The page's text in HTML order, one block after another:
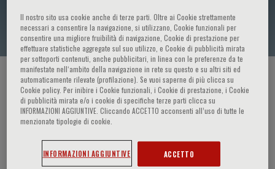
Pierluigi Toniutto
HOME PAGE / CURSOS Y EVENTOS / ORADOR
Pierluigi Toniutto
Il nostro sito usa cookie anche di terze parti. Oltre ai Cookie strettamente
necessari a consentire la navigazione, si utilizzano, Cookie funzionali per
consentire una migliore fruibilità di navigazione, Cookie di prestazione per
effettuare statistiche aggregate sul suo utilizzo, e Cookie di pubblicità mirata
per sottoporti contenuti, anche pubblicitari, in linea con le preferenze da te
manifestate nell‘ambito della navigazione in rete su questo e su altri siti ed
automaticamente rilevate (profilazione). Se vuoi saperne di più clicca su
Cookie policy. Per inibire i Cookie funzionali, i Cookie di prestazione, i Cookie
di pubblicità mirata e/o i cookie di specifiche terze parti clicca su
INFORMAZIONI AGGIUNTIVE. Cliccando ACCETTO acconsenti all’uso di tutte le
menzionate tipologie di cookie.
INFORMAZIONI AGGIUNTIVE ACCETTO